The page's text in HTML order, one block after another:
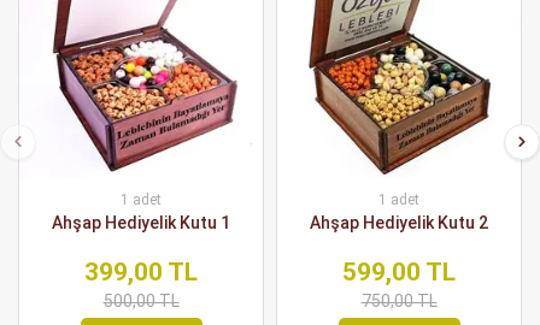
1 adet
Ahşap Hediyelik Kutu 1
399,00 TL
500,00 TL
1 adet
Ahşap Hediyelik Kutu 2
599,00 TL
750,00 TL